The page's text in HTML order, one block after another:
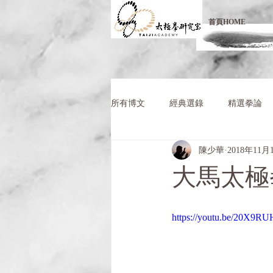
首頁HOME
所有博文 經典選錄 精選拳論
大馬太
陳少華 2018年11月
https://youtu.be/